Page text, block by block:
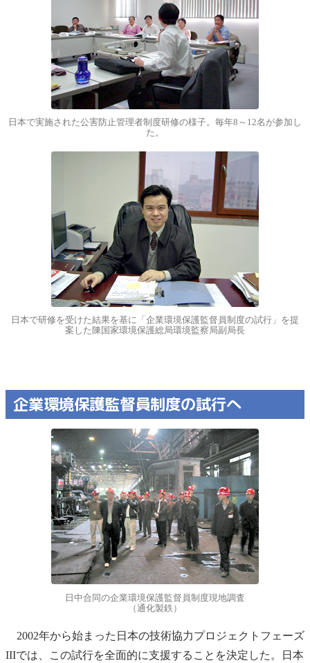
日本で実施された公害防止管理者制度研修の様子。毎年8～12名が参加し
た。
日本で研修を受けた結果を基に「企業環境保護監督員制度の試行」を提
案した陳国家環境保護総局環境監察局副局長
企業環境保護監督員制度の試行へ
日中合同の企業環境保護監督員制度現地調査
（通化製鉄）
2002年から始まった日本の技術協力プロジェクトフェーズ
IIIでは、この試行を全面的に支援することを決定した。日本